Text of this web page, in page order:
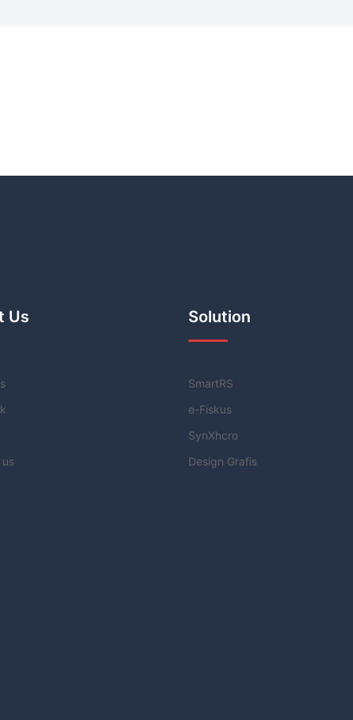
Us Solution
SmartRS
e-Fiskus
SynXhcro
Design Grafis